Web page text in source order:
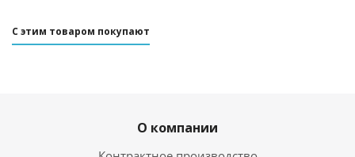
С этим товаром покупают
О компании